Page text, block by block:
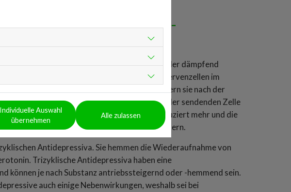
der Antidepressiva-
die Stimmung aufhellen, antriebssteigernd oder dämpfend
die Signalübertragung zwischen den Nervenzellen im
der Botenstoffe einwirken. Meist verhindern sie nach der
in eine Nervenzelle. So wird der sendenden Zelle
Botenstoffe produziert hat, sie produziert mehr und die
Spalt zwischen den Nervenzellen anreichern.
Antidepressiva. Sie hemmen die Wiederaufnahme von
Trizyklische Antidepressiva haben eine
können je nach Substanz antriebssteigernd oder -hemmend sein.
auch einige Nebenwirkungen, weshalb sei bei
Individuelle Auswahl
übernehmen
Alle zulassen